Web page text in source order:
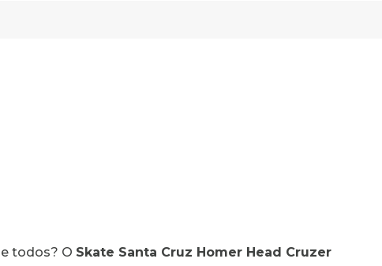
todos? O Skate Santa Cruz Homer Head Cruzer